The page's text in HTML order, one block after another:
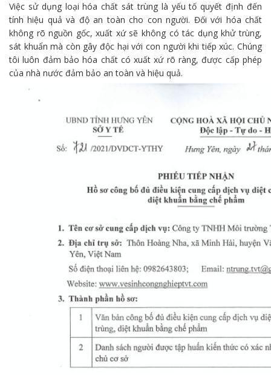
Việc sử dụng loại hóa chất sát trùng là yếu tố quyết định đến
tính hiệu quả và độ an toàn cho con người. Đối với hóa chất
không rõ nguồn gốc, xuất xứ sẽ không có tác dụng khử trùng,
sát khuẩn mà còn gây độc hại với con người khi tiếp xúc. Chúng
tôi luôn đảm bảo hóa chất có xuất xứ rõ ràng, được cấp phép
của nhà nước đảm bảo an toàn và hiệu quả.